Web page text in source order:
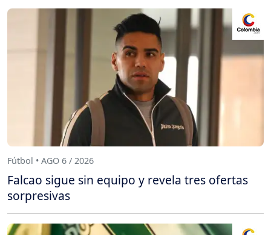
Fútbol • AGO 6 / 2026
Falcao sigue sin equipo y revela tres ofertas
sorpresivas